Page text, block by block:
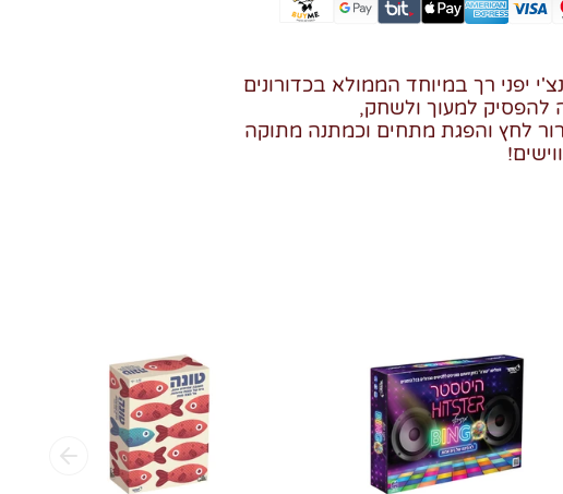
יפני רך במיוחד הממולא בכדורונים
להפסיק למעוך ולשחק,
לחץ והפגת מתחים וכמתנה מתוקה